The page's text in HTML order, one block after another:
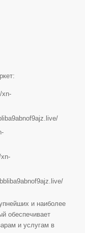
xn-
и наиболее
обеспечивает
и услугам в